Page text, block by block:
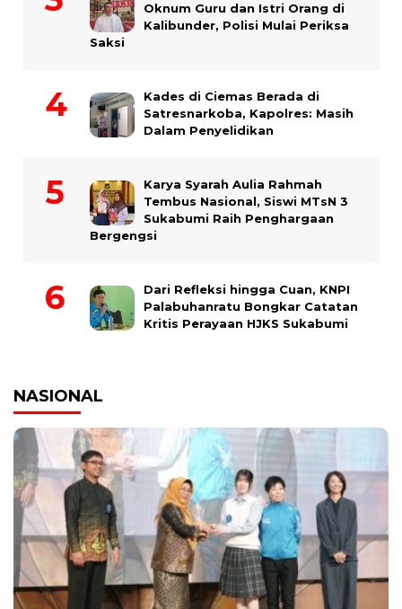
Oknum Guru dan Istri Orang di
Kalibunder, Polisi Mulai Periksa
Saksi
Kades di Ciemas Berada di
Satresnarkoba, Kapolres: Masih
Dalam Penyelidikan
Karya Syarah Aulia Rahmah
Tembus Nasional, Siswi MTsN 3
Sukabumi Raih Penghargaan
Bergengsi
Dari Refleksi hingga Cuan, KNPI
Palabuhanratu Bongkar Catatan
Kritis Perayaan HJKS Sukabumi
NASIONAL